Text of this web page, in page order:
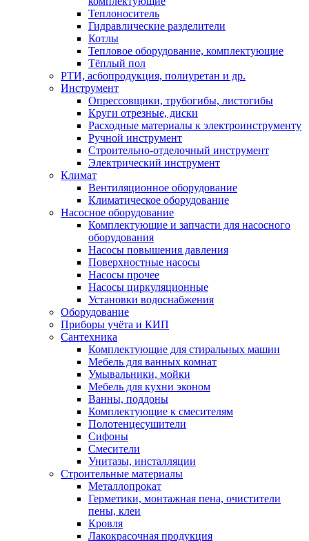
Теплоноситель
Гидравлические разделители
Котлы
Тепловое оборудование, комплектующие
Тёплый пол
РТИ, асбопродукция, полиуретан и др.
Инструмент
Опрессовщики, трубогибы, листогибы
Круги отрезные, диски
Расходные материалы к электроинструменту
Ручной инструмент
Строительно-отделочный инструмент
Электрический инструмент
Климат
Вентиляционное оборудование
Климатическое оборудование
Насосное оборудование
Комплектующие и запчасти для насосного
оборудования
Насосы повышения давления
Поверхностные насосы
Насосы прочее
Насосы циркуляционные
Установки водоснабжения
Оборудование
Приборы учёта и КИП
Сантехника
Комплектующие для стиральных машин
Мебель для ванных комнат
Умывальники, мойки
Мебель для кухни эконом
Ванны, поддоны
Комплектующие к смесителям
Полотенцесушители
Сифоны
Смесители
Унитазы, инсталляции
Строительные материалы
Металлопрокат
Герметики, монтажная пена, очистители
пены, клеи
Кровля
Лакокрасочная продукция